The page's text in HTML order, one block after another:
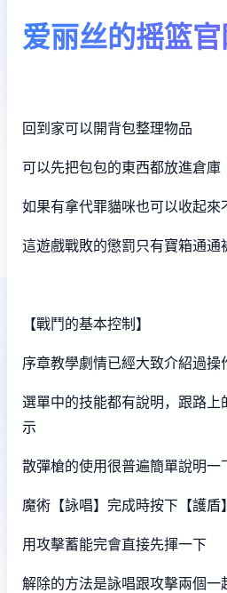
爱丽丝的摇篮官
回到家可以開背包整理物品
可以先把包包的東西都放進倉庫
如果有拿代罪貓咪也可以收起來
這遊戲戰敗的懲罰只有寶箱通通
【戰鬥的基本控制】
序章教學劇情已經大致介紹過操
選單中的技能都有說明，跟路上
示
散彈槍的使用很普遍簡單說明一
魔術【詠唱】完成時按下【護
用攻擊蓄能完會直接先揮一下
解除的方法是詠唱跟攻擊兩個一